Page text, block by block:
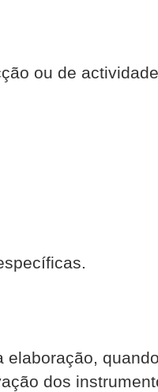
ou de
elaboração,
dos